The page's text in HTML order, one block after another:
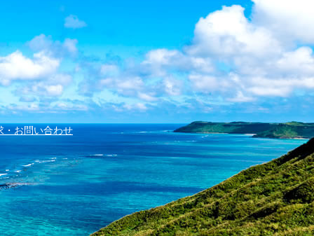
・お問い合わせ